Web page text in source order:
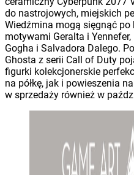
do nastrojowych, miejskich
Wiedźmina mogą sięgnąć
motywami Geralta i
Gogha i Salvadora Dalego.
Ghosta z serii Call of Duty
figurki kolekcjonerskie
na półkę, jak i powieszenia
w sprzedaży również w